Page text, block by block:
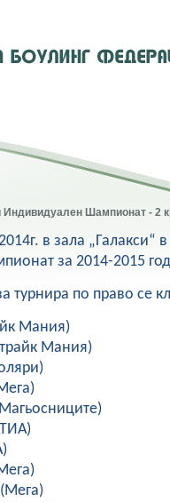
Индивидуален Шампионат - 2
в зала „Галакси“
за 2014-2015
турнира по право се
Мания)
Мания)